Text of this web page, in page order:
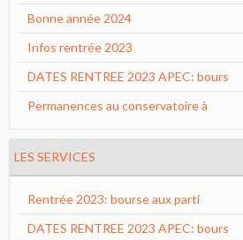
Bonne année 2024
Infos rentrée 2023
DATES RENTREE 2023 APEC: bours
Permanences au conservatoire à
LES SERVICES
Rentrée 2023: bourse aux parti
DATES RENTREE 2023 APEC: bours